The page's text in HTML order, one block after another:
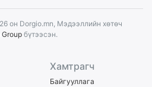
он Dorgio.mn, Мэдээллийн хөтөч
Group бүтээсэн.
Хамтрагч
Байгууллага